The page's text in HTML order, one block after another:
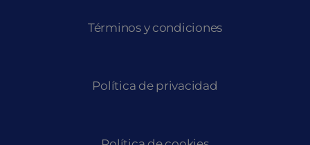
Términos y condiciones
Política de privacidad